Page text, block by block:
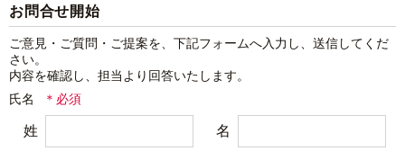
お問合せ開始
ご意見・ご質問・ご提案を、下記フォームへ入力し、送信してくだ
さい。
内容を確認し、担当より回答いたします。
氏名
姓 名